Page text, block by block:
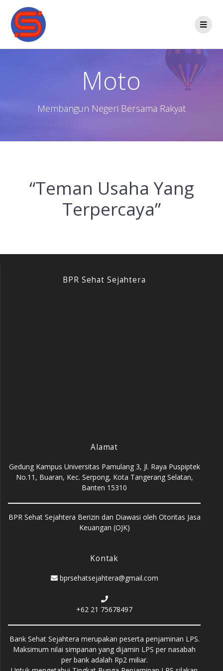
Moto
Membangun Negeri Bersama Rakyat
“Teman Usaha Yang
Terpercaya”
BPR Sehat Sejahtera
Alamat
Gedung Kampus Universitas Pamulang 3, Jl. Raya Puspiptek
No.11, Buaran, Kec. Serpong, Kota Tangerang Selatan,
Banten 15310
BPR Sehat Sejahtera Berizin dan Diawasi oleh Otoritas Jasa
Keuangan (OJK)
Kontak
bprsehatsejahtera@gmail.com
+62 21 75678497
Bank Sehat Sejahtera merupakan peserta penjaminan LPS.
Maksimum nilai simpanan yang dijamin LPS per nasabah
per bank adalah Rp2 miliar.